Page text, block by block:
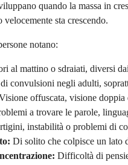
quando la massa in
sta crescendo.
notano:
al mattino o sdraiati, diversi
convulsioni negli adulti,
offuscata, visione
a trovare le parole,
instabilità o problemi di
Di solito che colpisce un lato
Difficoltà di